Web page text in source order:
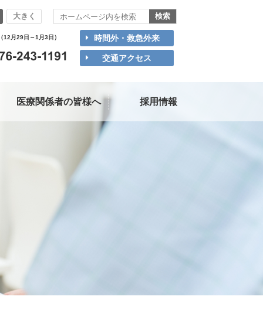
大きく
（12月29日～1月3日） 時間外・救急外来
交通アクセス
医療関係者の皆様へ 採用情報